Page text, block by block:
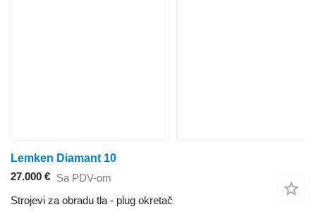
Lemken Diamant 10
27.000 € Sa PDV-om
Strojevi za obradu tla - plug okretač